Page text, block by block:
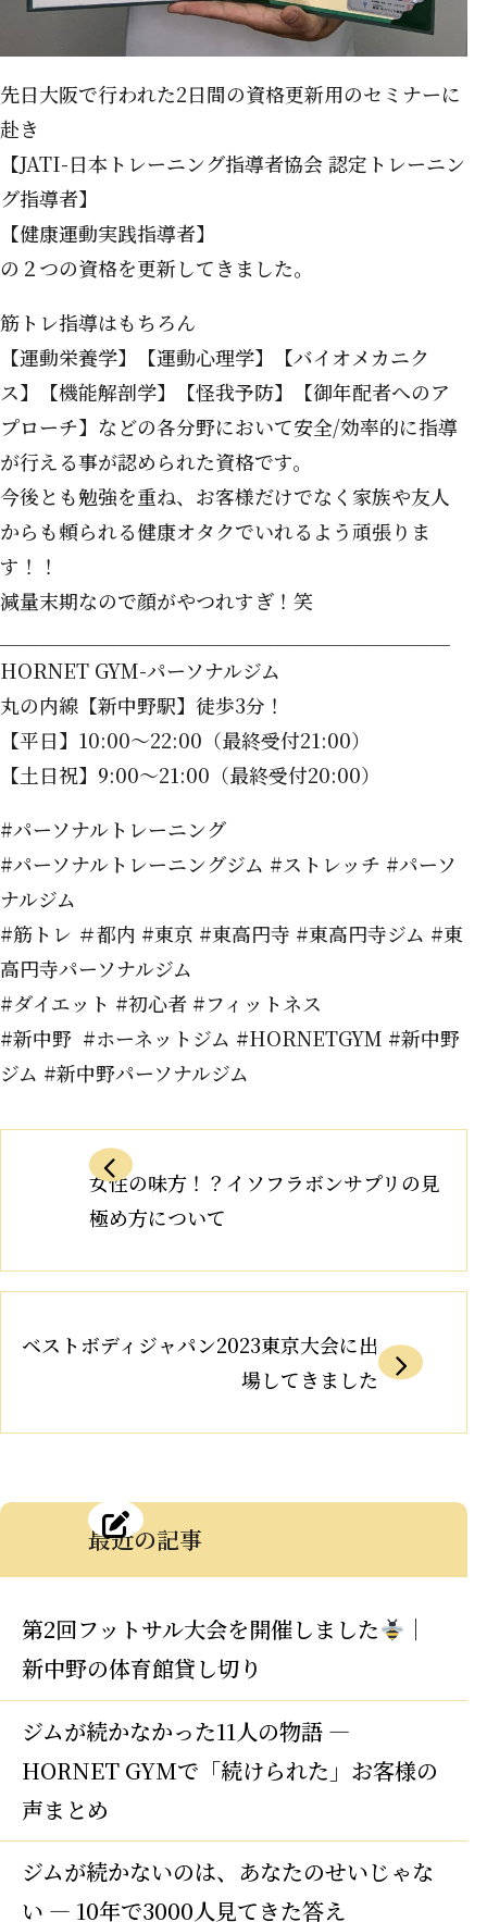
先日大阪で行われた2日間の資格更新用のセミナーに
赴き
【JATI-日本トレーニング指導者協会 認定トレーニン
グ指導者】
【健康運動実践指導者】
の２つの資格を更新してきました。
筋トレ指導はもちろん
【運動栄養学】【運動心理学】【バイオメカニク
ス】【機能解剖学】【怪我予防】【御年配者へのア
プローチ】などの各分野において安全/効率的に指導
が行える事が認められた資格です。
今後とも勉強を重ね、お客様だけでなく家族や友人
からも頼られる健康オタクでいれるよう頑張りま
す！！
減量末期なので顔がやつれすぎ！笑
HORNET GYM-パーソナルジム
丸の内線【新中野駅】徒歩3分！
【平日】10:00～22:00（最終受付21:00）
【土日祝】9:00～21:00（最終受付20:00）
#パーソナルトレーニング
#パーソナルトレーニングジム #ストレッチ #パーソ
ナルジム
#筋トレ ＃都内 #東京 #東高円寺 #東高円寺ジム #東
高円寺パーソナルジム
#ダイエット #初心者 #フィットネス
#新中野 #ホーネットジム #HORNETGYM #新中野
ジム #新中野パーソナルジム
女性の味方！？イソフラボンサプリの見
極め方について
ベストボディジャパン2023東京大会に出
場してきました
最近の記事
第2回フットサル大会を開催しました
｜
新中野の体育館貸し切り
ジムが続かなかった11人の物語 —
HORNET GYMで「続けられた」お客様の
声まとめ
ジムが続かないのは、あなたのせいじゃな
い — 10年で3000人見てきた答え